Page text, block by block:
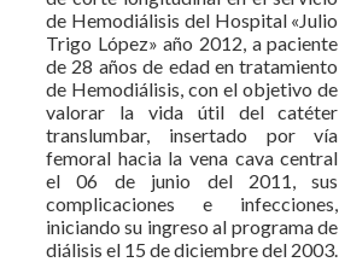
de Hemodiálisis del Hospital «Julio
Trigo López» año 2012, a paciente
de 28 años de edad en tratamiento
de Hemodiálisis, con el objetivo de
valorar la vida útil del catéter
translumbar, insertado por vía
femoral hacia la vena cava central
el 06 de junio del 2011, sus
complicaciones e infecciones,
iniciando su ingreso al programa de
diálisis el 15 de diciembre del 2003.